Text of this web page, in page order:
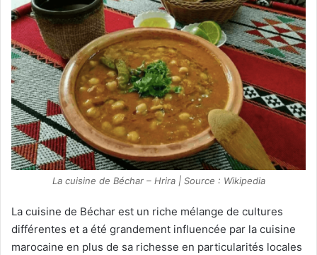
La cuisine de Béchar – Hrira | Source : Wikipedia
La cuisine de Béchar est un riche mélange de cultures
différentes et a été grandement influencée par la cuisine
marocaine en plus de sa richesse en particularités locales